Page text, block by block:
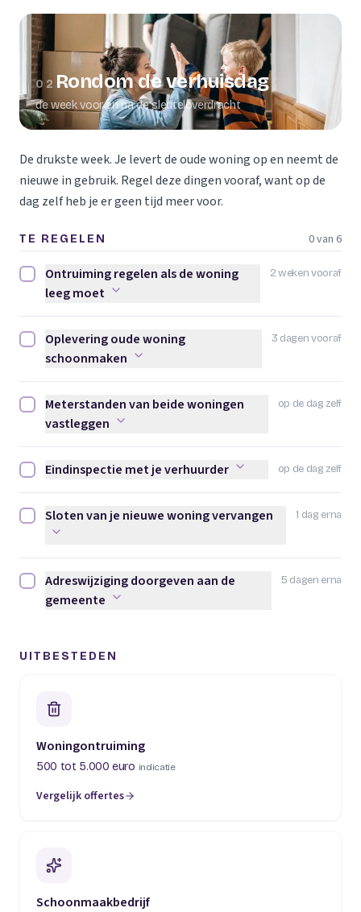
02 Rondom de verhuisdag
de week voor en na de sleuteloverdracht
De drukste week. Je levert de oude woning op en neemt de
nieuwe in gebruik. Regel deze dingen vooraf, want op de
dag zelf heb je er geen tijd meer voor.
TE REGELEN 0 van 6
2 weken vooraf
Ontruiming regelen als de woning leeg moet afvinken
Ontruiming regelen als de woning
leeg moet
3 dagen vooraf
Oplevering oude woning schoonmaken afvinken
Oplevering oude woning
schoonmaken
op de dag zelf
Meterstanden van beide woningen vastleggen afvinken
Meterstanden van beide woningen
vastleggen
op de dag zelf
Eindinspectie met je verhuurder afvinken
Eindinspectie met je verhuurder
1 dag erna
Sloten van je nieuwe woning vervangen afvinken
Sloten van je nieuwe woning vervangen
5 dagen erna
Adreswijziging doorgeven aan de gemeente afvinken
Adreswijziging doorgeven aan de
gemeente
UITBESTEDEN
Woningontruiming
500 tot 5.000 euro indicatie
Vergelijk offertes
(opent in een nieuw tabblad)
Schoonmaakbedrijf